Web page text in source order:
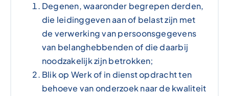
Degenen, waaronder begrepen derden,
die leidinggeven aan of belast zijn met
de verwerking van persoonsgegevens
van belanghebbenden of die daarbij
noodzakelijk zijn betrokken;
Blik op Werk of in dienst opdracht ten
behoeve van onderzoek naar de kwaliteit